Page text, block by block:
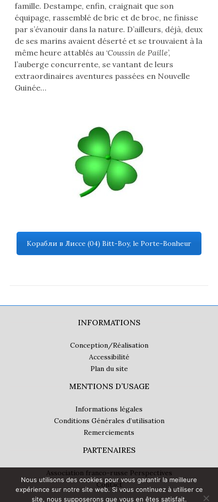
famille. Destampe, enfin, craignait que son
équipage, rassemblé de bric et de broc, ne finisse
par s’évanouir dans la nature. D’ailleurs, déjà, deux
de ses marins avaient déserté et se trouvaient à la
même heure attablés au ‘Coussin de Paille’,
l’auberge concurrente, se vantant de leurs
extraordinaires aventures passées en Nouvelle
Guinée…
Корабли в Лиссе (04) Bitt-Boy, le Porte-Bonheur
INFORMATIONS
Conception/Réalisation
Accessibilité
Plan du site
MENTIONS D’USAGE
Informations légales
Conditions Générales d’utilisation
Remerciements
PARTENAIRES
Association franco-russe Perspectives
Contact
Nous utilisons des cookies pour vous garantir la meilleure
expérience sur notre site web. Si vous continuez à utiliser ce
site, nous supposerons que vous en êtes satisfait.